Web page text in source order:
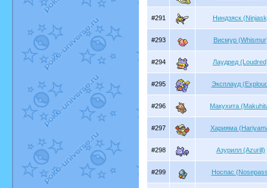
#291 Ниндзяск
#293 Висмур
#294 Лаудред
#295 Эксплауд
#296 Макухита
#297 Харияма
#298 Азурилл (Azurill)
#299 Носпас